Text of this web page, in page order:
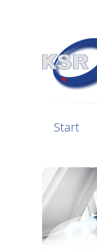
Start